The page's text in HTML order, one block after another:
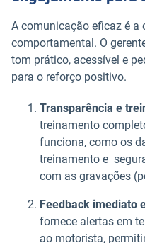
A comunicação eficaz é a
comportamental. O
tom prático, acessível e
para o reforço positivo.
Transparência e
treinamento
funciona, como os
treinamento e
com as gravações
Feedback imediato
fornece alertas em
ao motorista,